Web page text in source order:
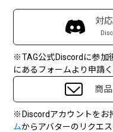
対
※TAG公式Discordに参加
にあるフォームより申請く
商
※Discordアカウントをお
ムからアバターのリクエス